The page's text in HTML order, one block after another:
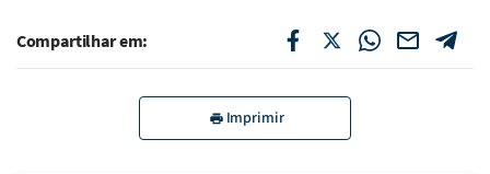
Compartilhar em:
Imprimir